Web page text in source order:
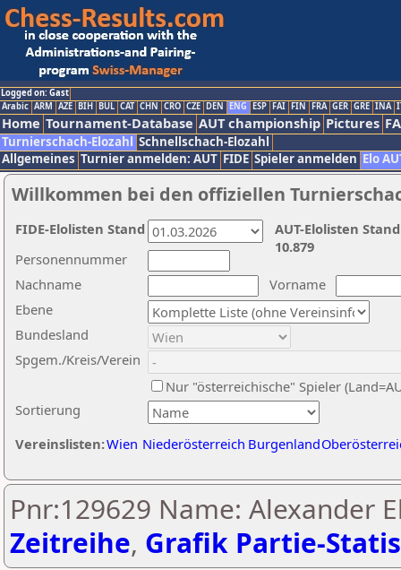
Logged on: Gast
Arabic ARM AZE BIH BUL CAT CHN CRO CZE DEN ENG ESP FAI FIN FRA GER GRE INA
Home Tournament-Database AUT championship Pictures
Turnierschach-Elozahl Schnellschach-Elozahl
Allgemeines Turnier anmelden: AUT FIDE Spieler anmelden Elo
Willkommen bei den offiziellen
Nachname
Vorname
Ebene
Sortierung
Personennummer
Bundesland
Spgem./Kreis/Verein
Nur "österreichische" Spieler
Vereinslisten:Wien Niederösterreich Burgenland
AUT-Elolisten
10.879
FIDE-Elolisten Stand
Pnr:129629 Name: Alexander
Zeitreihe, Grafik Partie-